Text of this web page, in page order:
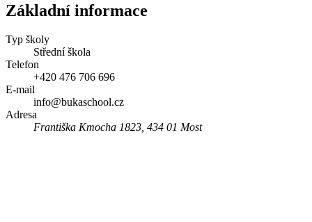
Základní informace
Typ školy
Střední škola
Telefon
+420 476 706 696
E-mail
info@bukaschool.cz
Adresa
Františka Kmocha 1823, 434 01 Most